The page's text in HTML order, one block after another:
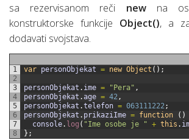
sa rezervisanom reči newna
konstruktorske funkcije Object(), a
dodavati svojstava.
1
2
3
4
5
6
7
8
var personObjekat = new Object ( ) ;
personObjekat . ime = "Pera" ,
personObjekat .age = 42 ,
personObjekat .telefon = 063111222 ;
personObjekat . prikaziIme = function ( )
console. log ( "Ime osobe je " + this .
} ;